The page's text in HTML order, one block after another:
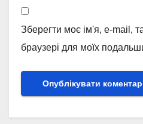
Зберегти моє ім'я, e-mail,
браузері для моїх